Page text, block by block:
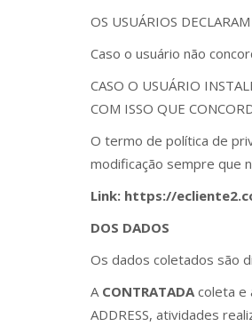
OS USUÁRIOS
Caso o usuário não
CASO O USUÁRIO
COM ISSO QUE
O termo de política de
modificação sempre que
Link: https://
DOS DADOS
Os dados coletados são
A CONTRATADAcoleta e
ADDRESS, atividades